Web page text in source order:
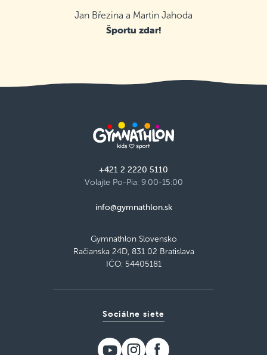
Jan Březina a Martin Jahoda
Športu zdar!
+421 2 2220 5110
Volajte Po-Pia: 9:00-15:00
info@gymnathlon.sk
Gymnathlon Slovensko
Račianska 24D, 831 02 Bratislava
IČO: 54405181
Sociálne siete